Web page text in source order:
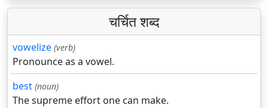
चर्चित शब्द
vowelize (verb)
Pronounce as a vowel.
best (noun)
The supreme effort one can make.